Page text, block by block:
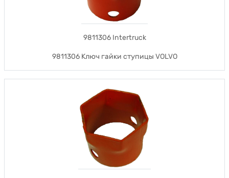
9811306 Intertruck
9811306 Ключ гайки ступицы VOLVO